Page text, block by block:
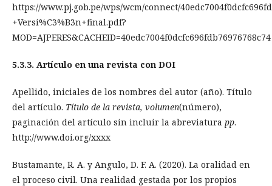
https://www.pj.gob.pe/wps/wcm/connect/
+Versi%C3%B3n+final.pdf?
MOD=AJPERES&CACHEID=40edc7004f0dcfc696fdb76976768c74
5.3.3. Artículo en una revista con DOI
Apellido, iniciales de los nombres del autor (año). Título
del artículo. Título de la revista, volumen(número),
paginación del artículo sin incluir la abreviatura pp.
http://www.doi.org/xxxx
Bustamante, R. A. y Angulo, D. F. A. (2020). La oralidad en
el proceso civil. Una realidad gestada por los propios